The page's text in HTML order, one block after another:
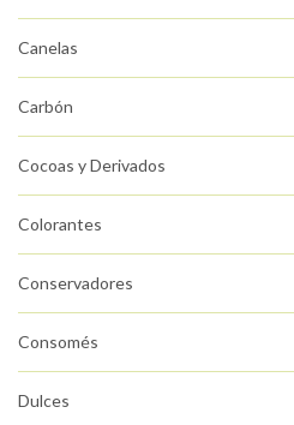
Canelas
Carbón
Cocoas y Derivados
Colorantes
Conservadores
Consomés
Dulces